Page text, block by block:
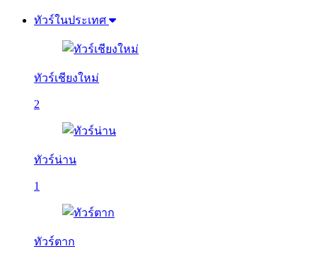
ทัวร์ในประเทศ
ทัวร์เชียงใหม่
2
ทัวร์น่าน
1
ทัวร์ตาก